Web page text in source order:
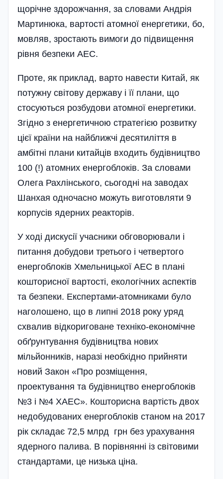
щорічне здорожчання, за словами Андрія
Мартинюка, вартості атомної енергетики, бо,
мовляв, зростають вимоги до підвищення
рівня безпеки АЕС.
Проте, як приклад, варто навести Китай, як
потужну світову державу і її плани, що
стосуються розбудови атомної енергетики.
Згідно з енергетичною стратегією розвитку
цієї країни на най­ближчі десятиліття в
амбітні плани китайців входить будівництво
100 (!) атомних енергоблоків. За словами
Олега Рахлінського, сьогодні на заводах
Шанхая одночасно можуть виготовляти 9
корпусів ядерних реакторів.
У ході дискусії учасники обговорювали і
питання добудови третього і четвертого
енергоблоків Хмельницької АЕС в плані
кошторисної вартості, екологічних аспектів
та безпеки. Експертами-атомниками було
наголошено, що в липні 2018 року уряд
схвалив відкориговане техніко-економічне
обґрунтування будівництва нових
мільйонни­ків­, наразі необхідно прийняти
новий Закон «Про розміщення,
проектування та бу­дів­ни­ц­тво енергобло­ків
№3 і №4 ХАЕС». Кошторисна вар­тість двох
недобудованих енерго­бло­ків станом на 2017
рік складає 72,5 млрд грн без урахування
ядерного палива. В порів­нянні із світовими
стандартами, це низька ціна.